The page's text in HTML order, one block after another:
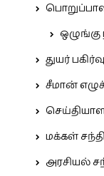
துயர்
சீமான்
மக்கள்
அரசியல்